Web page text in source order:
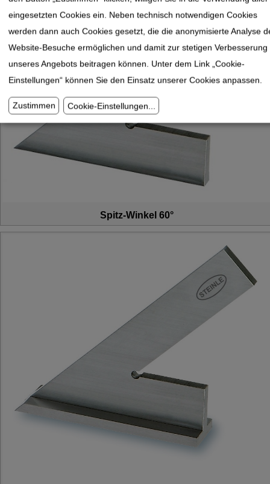
Spitz-Winkel 60°
eingesetzten Cookies ein. Neben technisch notwendigen Cookies
werden dann auch Cookies gesetzt, die die anonymisierte Analyse
Website-Besuche ermöglichen und damit zur stetigen Verbesserung
unseres Angebots beitragen können. Unter dem Link „Cookie-
Einstellungen“ können Sie den Einsatz unserer Cookies anpassen.
Zustimmen Cookie-Einstellungen